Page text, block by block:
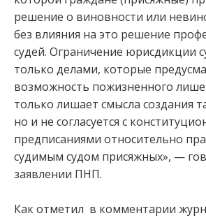
решение о виновности или
без влияния на это решение
судей. Ограничение юрисдикции
только делами, которые
возможность пожизненного
только лишает смысла создания
но и не согласуется с
предписаниями относительно
судимым судом присяжных», —
заявлении ПНП.
Как отметил в комментарии